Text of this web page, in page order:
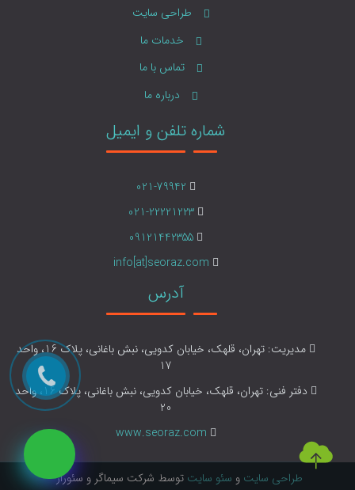
طراحی سایت
خدمات ما
تماس با ما
درباره ما
شماره تلفن و ایمیل
021-79942
021-22221223
09121442355
info[at]seoraz.com
آدرس
مدیریت: تهران، قلهک، خیابان کدویی، نبش باغانی، پلاک 16، واحد
17
دفتر فنی: تهران، قلهک، خیابان کدویی، نبش باغانی، پلاک 16، واحد
20
www.seoraz.com
طراحی سایت و سئو سایت توسط شرکت سیماگر و سئوراز